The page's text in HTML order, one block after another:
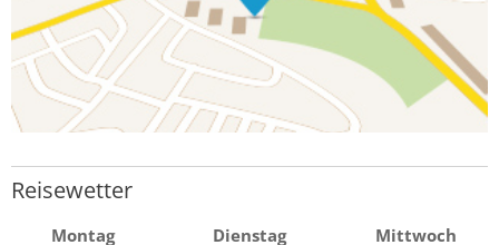
Reisewetter
Montag Dienstag Mittwoch